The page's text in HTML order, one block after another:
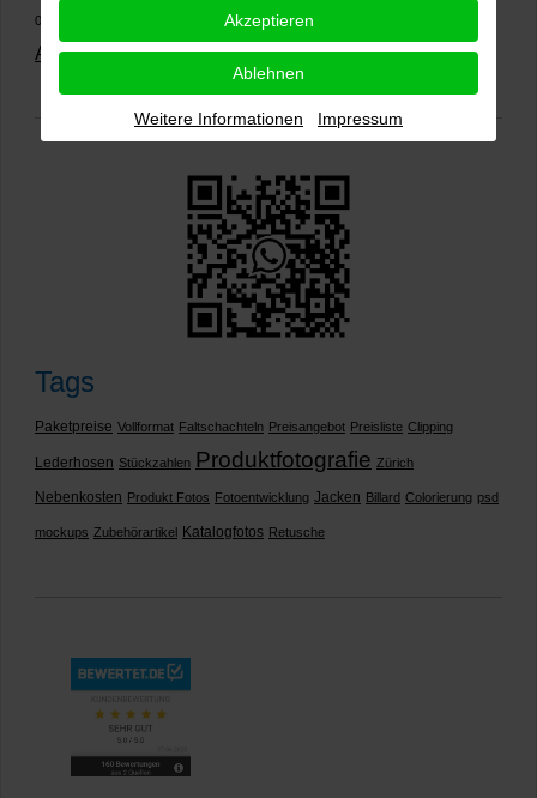
02.01.2026)
Alle Rezensionen ansehen|Bewertung abgeben
Tags
Paketpreise Vollformat Faltschachteln Preisangebot Preisliste Clipping
Lederhosen Stückzahlen Produktfotografie Zürich
Nebenkosten Produkt Fotos Fotoentwicklung Jacken Billard Colorierung psd
mockups Zubehörartikel Katalogfotos Retusche
Akzeptieren
Ablehnen
Weitere Informationen Impressum